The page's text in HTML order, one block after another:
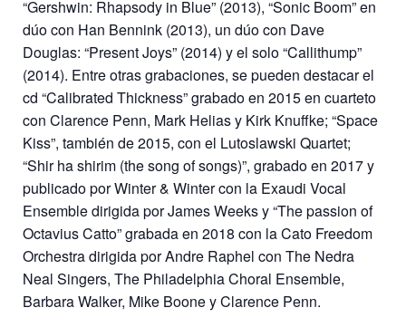
“Gershwin: Rhapsody in Blue” (2013), “Sonic Boom” en
dúo con Han Bennink (2013), un dúo con Dave
Douglas: “Present Joys” (2014) y el solo “Callithump”
(2014). Entre otras grabaciones, se pueden destacar el
cd “Calibrated Thickness” grabado en 2015 en cuarteto
con Clarence Penn, Mark Helias y Kirk Knuffke; “Space
Kiss”, también de 2015, con el Lutoslawski Quartet;
“Shir ha shirim (the song of songs)”, grabado en 2017 y
publicado por Winter & Winter con la Exaudi Vocal
Ensemble dirigida por James Weeks y “The passion of
Octavius Catto” grabada en 2018 con la Cato Freedom
Orchestra dirigida por Andre Raphel con The Nedra
Neal Singers, The Philadelphia Choral Ensemble,
Barbara Walker, Mike Boone y Clarence Penn.